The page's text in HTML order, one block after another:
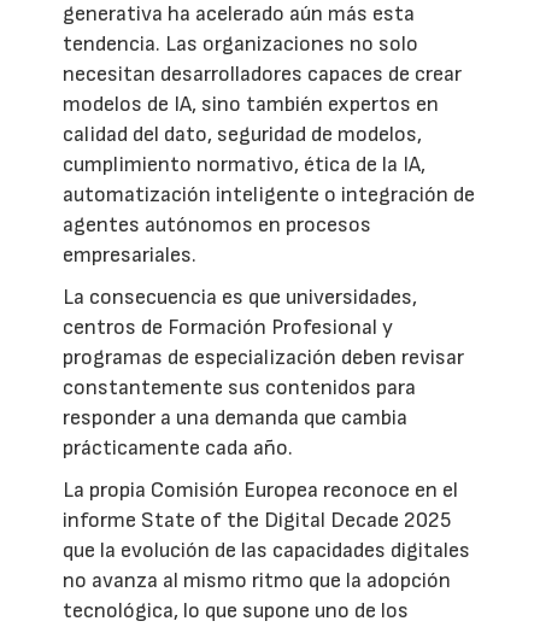
generativa ha acelerado aún más esta
tendencia. Las organizaciones no solo
necesitan desarrolladores capaces de crear
modelos de IA, sino también expertos en
calidad del dato, seguridad de modelos,
cumplimiento normativo, ética de la IA,
automatización inteligente o integración de
agentes autónomos en procesos
empresariales.
La consecuencia es que universidades,
centros de Formación Profesional y
programas de especialización deben revisar
constantemente sus contenidos para
responder a una demanda que cambia
prácticamente cada año.
La propia Comisión Europea reconoce en el
informe State of the Digital Decade 2025
que la evolución de las capacidades digitales
no avanza al mismo ritmo que la adopción
tecnológica, lo que supone uno de los